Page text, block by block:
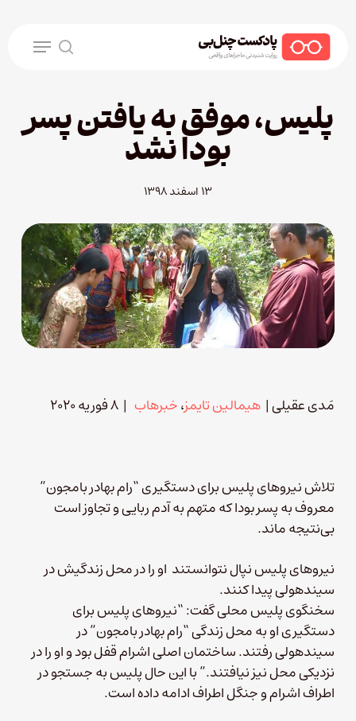
search
Menu
پلیس، موفق به یافتن پسر
بودا نشد
۱۳ اسفند ۱۳۹۸
مَدی عقیلی | هیمالین تایمز،خبرهاب | ۸ فوریه ۲۰۲۰
تلاش نیروهای پلیس برای دستگیری “رام بهادر بامجون”
معروف به پسر بودا که متهم به آدم ربایی و تجاوز است
بی‌نتیجه ماند.
نیروهای پلیس نپال نتوانستند او را در محل زندگیش در
سیندهولی پیدا کنند.
سخنگوی پلیس محلی گفت: “نیروهای پلیس برای
دستگیری او به محل زندگی “رام بهادر بامجون” در
سیندهولی رفتند. ساختمان اصلی اشرام قفل بود و او را در
نزدیکی محل نیز نیافتند.” با این حال پلیس به جستجو در
اطراف اشرام و جنگل اطراف ادامه داده است.